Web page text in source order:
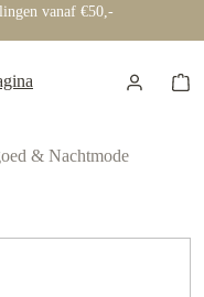
vanaf €50,-
& Nachtmode